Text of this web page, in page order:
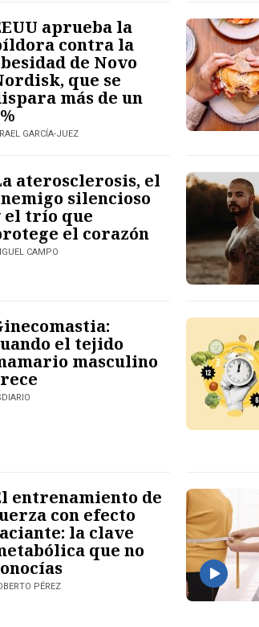
aprueba la
contra la
de Novo
que se
más de un
GARCÍA-JUEZ
aterosclerosis, el
silencioso
el trío que
el corazón
CAMPO
el tejido
masculino
entrenamiento de
con efecto
la clave
que no
PÉREZ